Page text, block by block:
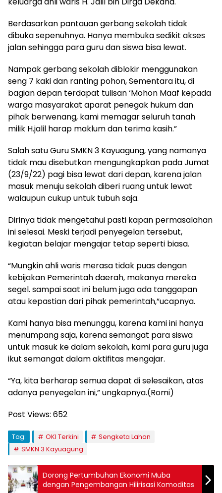
Berdasarkan pantauan gerbang sekolah tidak
dibuka sepenuhnya. Hanya membuka sedikit akses
jalan sehingga para guru dan siswa bisa lewat.
Nampak gerbang sekolah diblokir menggunakan
seng 7 kaki dan ranting pohon, Sementara itu, di
bagian depan terdapat tulisan ‘Mohon Maaf kepada
warga masyarakat aparat penegak hukum dan
pihak berwenang, kami memagar seluruh tanah
milik H.jalil harap maklum dan terima kasih.”
Salah satu Guru SMKN 3 Kayuagung, yang namanya
tidak mau disebutkan mengungkapkan pada Jumat
(23/9/22) pagi bisa lewat dari depan, karena jalan
masuk menuju sekolah diberi ruang untuk lewat
walaupun cukup untuk tubuh saja.
Dirinya tidak mengetahui pasti kapan permasalahan
ini selesai. Meski terjadi penyegelan tersebut,
kegiatan belajar mengajar tetap seperti biasa.
“Mungkin ahli waris merasa tidak puas dengan
kebijakan Pemerintah daerah, makanya mereka
segel. sampai saat ini belum juga ada tanggapan
atau kepastian dari pihak pemerintah,”ucapnya.
Kami hanya bisa menunggu, karena kami ini hanya
menumpang saja, karena semangat para siswa
untuk masuk ke dalam sekolah, kami para guru juga
ikut semangat dalam aktifitas mengajar.
“Ya, kita berharap semua dapat di selesaikan, atas
adanya penyegelan ini,” ungkapnya.(Romi)
Post Views: 652
Tag: OKI Terkini
Sengketa Lahan
SMKN 3 Kayuagung
Dorong Pertumbuhan Ekonomi Muba
dengan Pengembangan Hilirisasi Komoditas